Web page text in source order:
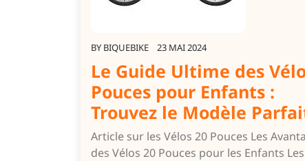
BY BIQUEBIKE 23 MAI 2024
Le Guide Ultime des
Pouces pour Enfants :
Trouvez le Modèle
Article sur les Vélos 20 Pouces Les
des Vélos 20 Pouces pour les Enfants